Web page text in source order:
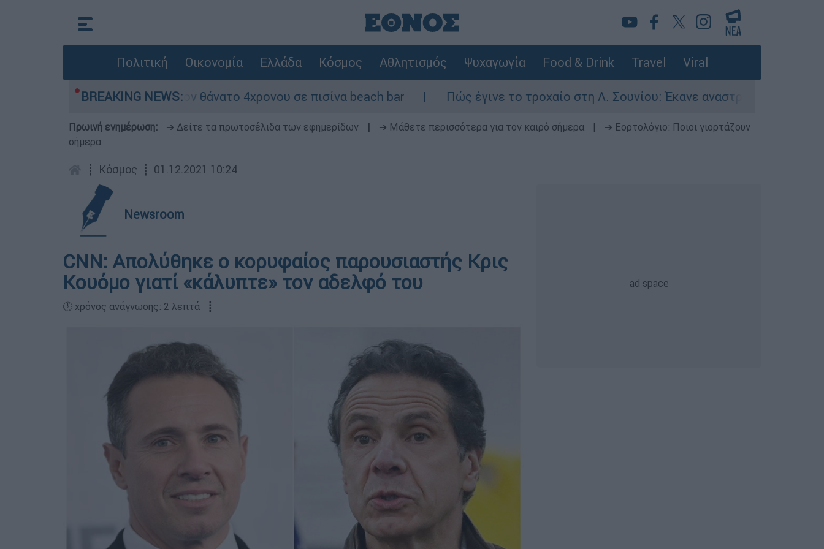
Πολιτική Οικονομία Ελλάδα Κόσμος Αθλητισμός Ψυχαγωγία Food & Drink Travel Viral
BREAKING NEWS:
ασφαλείας μετά τον θάνατο 4χρονου σε πισίνα beach bar Πώς έγινε το τροχαίο στη Λ. Σουνίου: Έκανε αναστροφή ο οδηγός -
Πρωινή ενημέρωση: ➔ Δείτε τα πρωτοσέλιδα των εφημερίδων ➔ Μάθετε περισσότερα για τον καιρό σήμερα
➔ Εορτολόγιο: Ποιοι γιορτάζουν
σήμερα
┋ Κόσμος ┋ 01.12.2021 10:24
Newsroom
CNN: Απολύθηκε ο κορυφαίος παρουσιαστής Κρις
Κουόμο γιατί «κάλυπτε» τον αδελφό του
🕛 χρόνος ανάγνωσης: 2 λεπτά ┋